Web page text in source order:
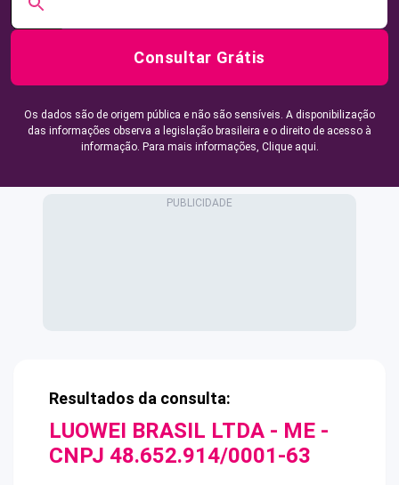
Consultar Grátis
Os dados são de origem pública e não são sensíveis. A disponibilização
das informações observa a legislação brasileira e o direito de acesso à
informação. Para mais informações, Clique aqui.
Resultados da consulta:
LUOWEI BRASIL LTDA - ME -
CNPJ 48.652.914/0001-63